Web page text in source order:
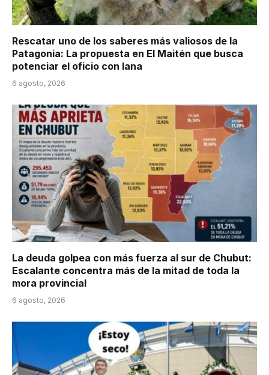
Rescatar uno de los saberes más valiosos de la
Patagonia: La propuesta en El Maitén que busca
potenciar el oficio con lana
6 agosto, 2026
La deuda golpea con más fuerza al sur de Chubut:
Escalante concentra más de la mitad de toda la
mora provincial
6 agosto, 2026